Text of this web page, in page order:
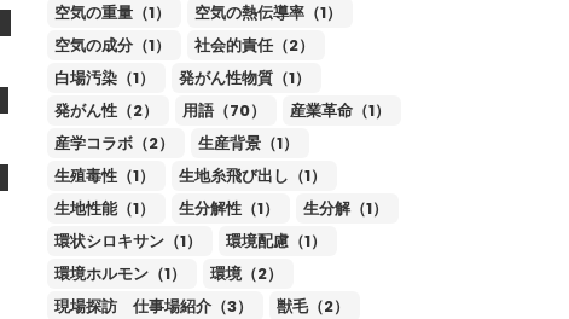
空気の重量（1）
空気の熱伝導率（1）
空気の成分（1）
社会的責任（2）
白場汚染（1）
発がん性物質（1）
発がん性（2）
用語（70）
産業革命（1）
産学コラボ（2）
生産背景（1）
生殖毒性（1）
生地糸飛び出し（1）
生地性能（1）
生分解性（1）
生分解（1）
環状シロキサン（1）
環境配慮（1）
環境ホルモン（1）
環境（2）
現場探訪 仕事場紹介（3）
獣毛（2）